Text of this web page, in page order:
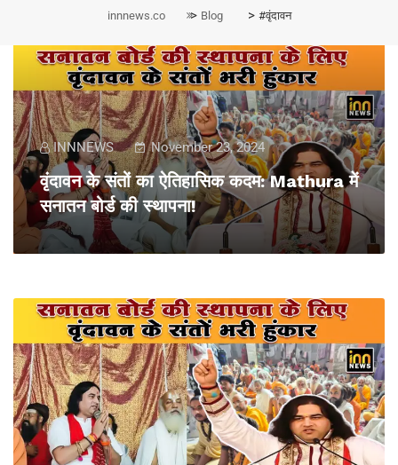
innnews.co > Blog > #वृंदावन
INNNEWS November 23, 2024
वृंदावन के संतों का ऐतिहासिक कदम: Mathura में
सनातन बोर्ड की स्थापना!